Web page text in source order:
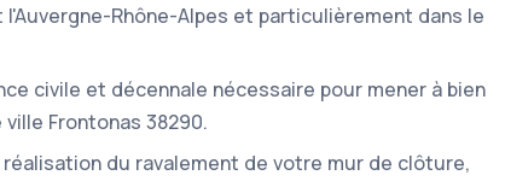
Rhône-Alpes et particulièrement dans le
civile et décennale nécessaire pour mener à bien
Frontonas 38290.
du ravalement de votre mur de clôture,